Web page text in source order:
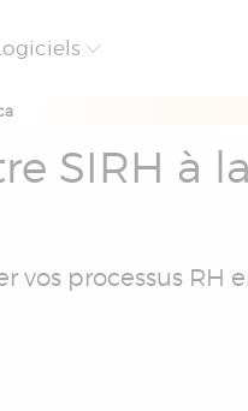
SIRH à
vos processus RH